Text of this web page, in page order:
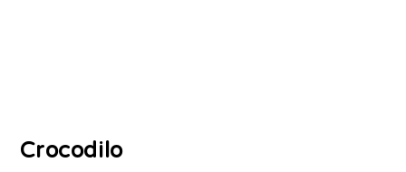
Crocodilo